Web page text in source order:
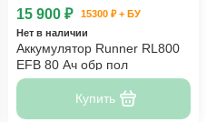
15 900 ₽
15300 ₽ + БУ
Нет в наличии
Аккумулятор Runner RL800
EFB 80 Ач обр пол
Купить